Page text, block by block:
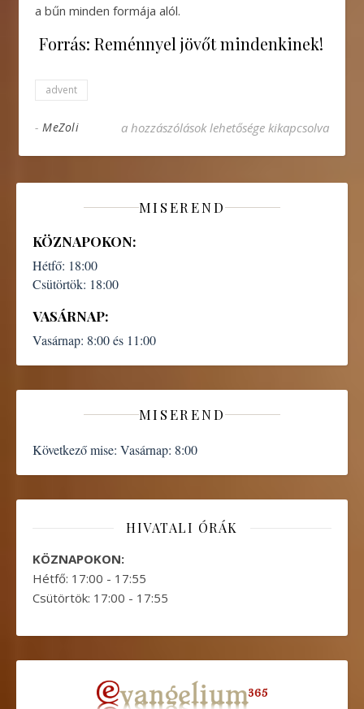
a bűn minden formája alól.
Forrás: Reménnyel jövőt mindenkinek!
advent
- MeZoli ———– ADVENTI ELMÉLKEDÉSEK 10.———–
a hozzászólások lehetősége kikapcsolva
MISEREND
KÖZNAPOKON:
Hétfő: 18:00
Csütörtök: 18:00
VASÁRNAP:
Vasárnap: 8:00 és 11:00
MISEREND
Következő mise: Vasárnap: 8:00
HIVATALI ÓRÁK
KÖZNAPOKON:
Hétfő: 17:00 - 17:55
Csütörtök: 17:00 - 17:55